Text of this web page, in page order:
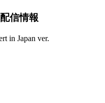
信情報
in Japan ver.